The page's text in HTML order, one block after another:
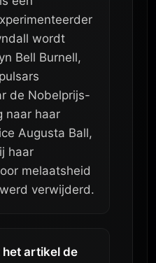
wordt
Bell Burnell,
de Nobelprijs-
naar haar
Augusta Ball,
haar
melaatsheid
verwijderd.
artikel de